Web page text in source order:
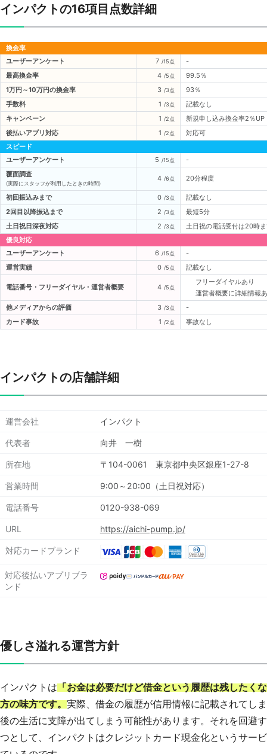
インパクトの16項目点数詳細
換金率
ユーザーアンケート
7 /15点
-
最高換金率
4 /5点
99.5％
1万円～10万円の換金率
3 /3点
93％
手数料
1 /3点
記載なし
キャンペーン
1 /2点
新規申し込み換金率2％UP
後払いアプリ対応
1 /2点
対応可
スピード
ユーザーアンケート
5 /15点
-
覆面調査
(実際にスタッフが利用したときの時間)
4 /6点 20分程度
初回振込みまで 0 /3点
記載なし
2回目以降振込まで
2 /3点
最短5分
土日祝日深夜対応
2 /3点
土日祝の電話受付は20時
優良対応
ユーザーアンケート
6 /15点
-
運営実績
0 /5点 記載なし
電話番号・フリーダイヤル・運営者概要 4 /5点
フリーダイヤルあり
運営者概要に詳細情報
他メディアからの評価
3 /3点
-
カード事故
1 /2点 事故なし
インパクトの店舗詳細
運営会社 インパクト
代表者 向井 一樹
所在地 〒104-0061 東京都中央区銀座1-27-8
営業時間 9:00～20:00（土日祝対応）
電話番号 0120-938-069
URL https://aichi-pump.jp/
対応カードブランド
対応後払いアプリブラ
ンド
優しさ溢れる運営方針
インパクトは「お金は必要だけど借金という履歴は残したく
方の味方です。実際、借金の履歴が信用情報に記載されてし
後の生活に支障が出てしまう可能性があります。それを回避
つとして、インパクトはクレジットカード現金化というサー